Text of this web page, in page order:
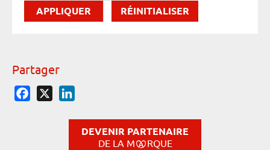
RÉINITIALISER
Partager
Facebook
DEVENIR PARTENAIRE
DE LA M RQUE